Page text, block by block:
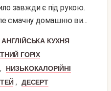
завжди є під рукою.
смачну домашню ви...
АНГЛІЙСЬКА КУХНЯ
ГОРІХ
,
НИЗЬКОКАЛОРІЙНІ
,
ДЕСЕРТ